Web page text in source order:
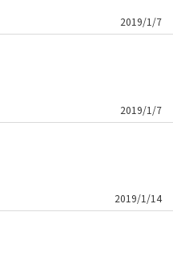
2019/1/7
2019/1/7
2019/1/14